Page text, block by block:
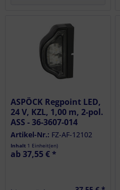
ASPÖCK Regpoint LED,
24 V, KZL, 1,00 m, 2-pol.
ASS - 36-3607-014
Artikel-Nr.: FZ-AF-12102
Inhalt 1 Einheit(en)
ab 37,55 € *